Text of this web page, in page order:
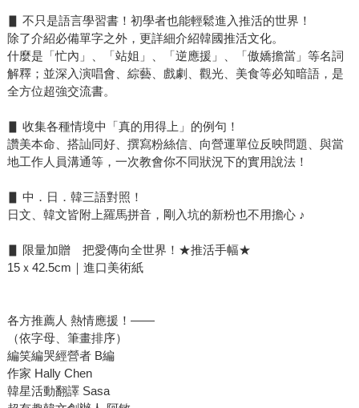
▋ 不只是語言學習書！初學者也能輕鬆進入推活的世界！
除了介紹必備單字之外，更詳細介紹韓國推活文化。
什麼是「忙內」、「站姐」、「逆應援」、「傲嬌擔當」等名詞
解釋；並深入演唱會、綜藝、戲劇、觀光、美食等必知暗語，是
全方位超強交流書。
▋ 收集各種情境中「真的用得上」的例句！
讚美本命、搭訕同好、撰寫粉絲信、向營運單位反映問題、與當
地工作人員溝通等，一次教會你不同狀況下的實用說法！
▋ 中．日．韓三語對照！
日文、韓文皆附上羅馬拼音，剛入坑的新粉也不用擔心 ♪
▋ 限量加贈 把愛傳向全世界！★推活手幅★
15ｘ42.5cm｜進口美術紙
各方推薦人 熱情應援！——
（依字母、筆畫排序）
編笑編哭經營者 B編
作家 Hally Chen
韓星活動翻譯 Sasa